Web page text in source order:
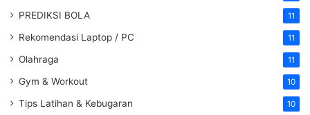
PREDIKSI BOLA 11
Rekomendasi Laptop / PC 11
Olahraga 11
Gym & Workout 10
Tips Latihan & Kebugaran 10